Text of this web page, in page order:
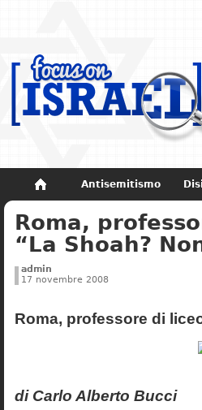
Antisemitismo
Non dimenticare Storia di
Roma,
“La Shoah?
admin
17 novembre 2008
Roma, professore di
di Carlo Alberto Bucci